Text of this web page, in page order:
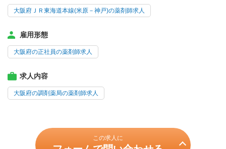
大阪府ＪＲ東海道本線(米原－神戸)の薬剤師求人
雇用形態
大阪府の正社員の薬剤師求人
求人内容
大阪府の調剤薬局の薬剤師求人
この求人に